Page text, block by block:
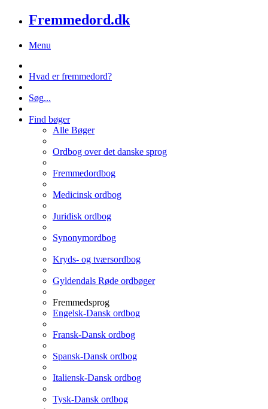
Fremmedord.dk
Menu
Hvad er fremmedord?
Søg...
Find bøger
Alle Bøger
Ordbog over det danske sprog
Fremmedordbog
Medicinsk ordbog
Juridisk ordbog
Synonymordbog
Kryds- og tværsordbog
Gyldendals Røde ordbøger
Fremmedsprog
Engelsk-Dansk ordbog
Fransk-Dansk ordbog
Spansk-Dansk ordbog
Italiensk-Dansk ordbog
Tysk-Dansk ordbog